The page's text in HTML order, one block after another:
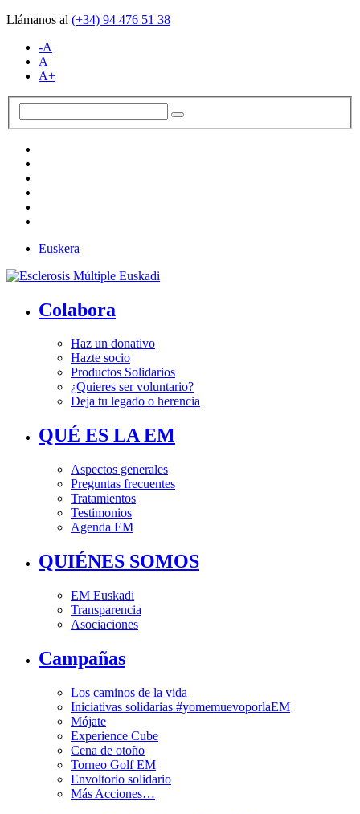
Llámanos al (+34) 94 476 51 38
-A
A
A+
Euskera
Colabora
Haz un donativo
Hazte socio
Productos Solidarios
¿Quieres ser voluntario?
Deja tu legado o herencia
QUÉ ES LA EM
Aspectos generales
Preguntas frecuentes
Tratamientos
Testimonios
Agenda EM
QUIÉNES SOMOS
EM Euskadi
Transparencia
Asociaciones
Campañas
Los caminos de la vida
Iniciativas solidarias #yomemuevoporlaEM
Mójate
Experience Cube
Cena de otoño
Torneo Golf EM
Envoltorio solidario
Más Acciones…